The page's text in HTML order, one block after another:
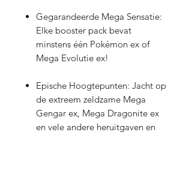
Gegarandeerde Mega Sensatie:
Elke booster pack bevat
minstens één Pokémon ex of
Mega Evolutie ex!
Epische Hoogtepunten: Jacht op
de extreem zeldzame Mega
Gengar ex, Mega Dragonite ex
en vele andere heruitgaven en